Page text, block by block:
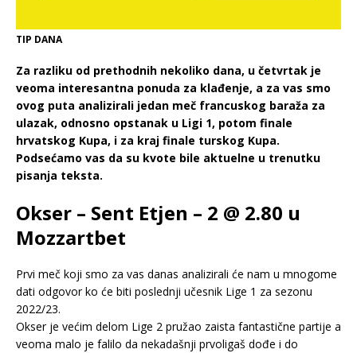
TIP DANA
Za razliku od prethodnih nekoliko dana, u četvrtak je
veoma interesantna ponuda za klađenje, a za vas smo
ovog puta analizirali jedan meč francuskog baraža za
ulazak, odnosno opstanak u Ligi 1, potom finale
hrvatskog Kupa, i za kraj finale turskog Kupa.
Podsećamo vas da su kvote bile aktuelne u trenutku
pisanja teksta.
Okser – Sent Etjen – 2 @ 2.80 u
Mozzartbet
Prvi meč koji smo za vas danas analizirali će nam u mnogome
dati odgovor ko će biti poslednji učesnik Lige 1 za sezonu
2022/23.
Okser je većim delom Lige 2 pružao zaista fantastične partije a
veoma malo je falilo da nekadašnji prvoligaš dođe i do